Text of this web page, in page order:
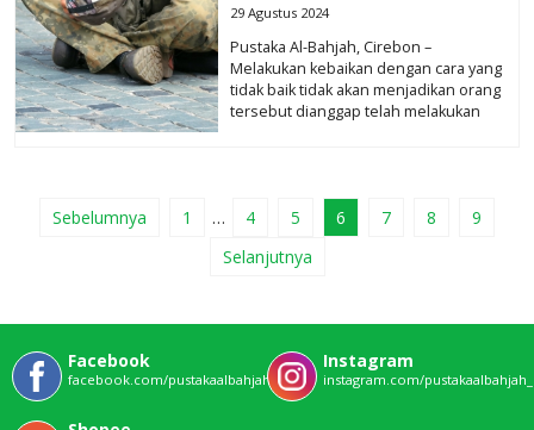
29 Agustus 2024
Pustaka Al-Bahjah, Cirebon –
Melakukan kebaikan dengan cara yang
tidak baik tidak akan menjadikan orang
tersebut dianggap telah melakukan
Sebelumnya 1 … 4 5 6 7 8
9
Selanjutnya
Facebook
facebook.com/pustakaalbahjahofficial
Instagram
instagram.com/